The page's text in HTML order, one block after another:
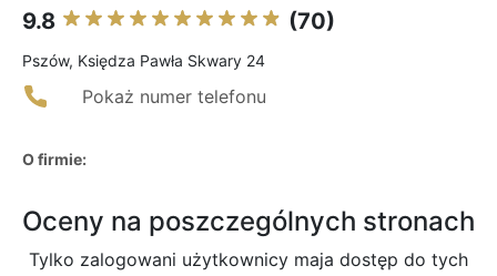
9.8 (70)
Pszów, Księdza Pawła Skwary 24
Pokaż numer telefonu
O firmie:
Oceny na poszczególnych stronach
Tylko zalogowani użytkownicy maja dostęp do tych